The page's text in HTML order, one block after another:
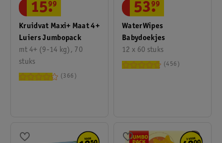
Kruidvat Maxi+ Maat 4+
Luiers Jumbopack
mt 4+ (9-14 kg), 70
stuks
15.
99
366
WaterWipes
Babydoekjes
12 x 60 stuks
53.
99
456